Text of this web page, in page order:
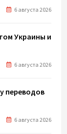
6 августа 2026
Украины и
6 августа 2026
переводов
6 августа 2026